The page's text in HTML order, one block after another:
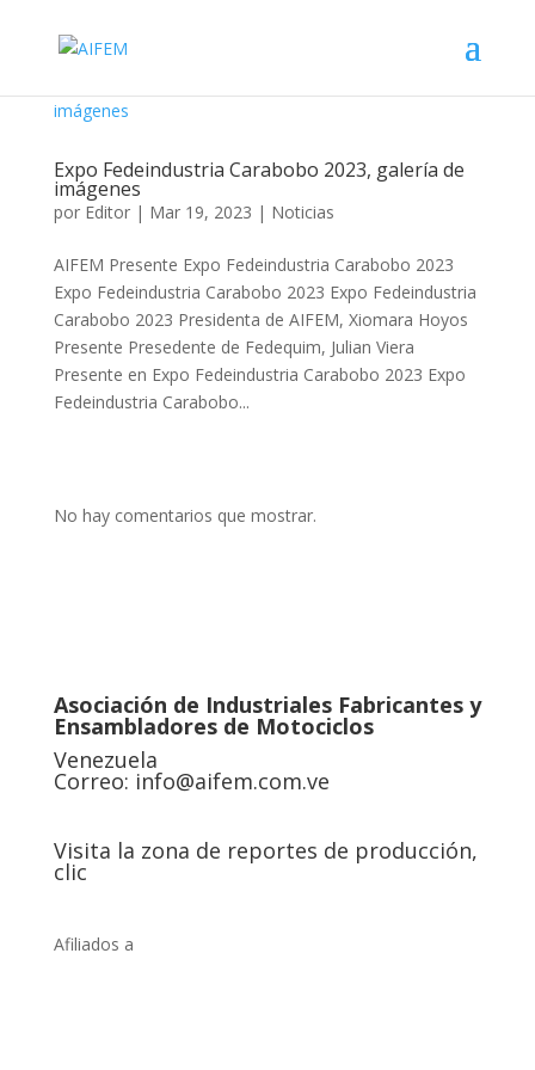
Expo Fedeindustria Carabobo 2023, galería de
imágenes
por Editor| Mar 19, 2023 | Noticias
AIFEM Presente Expo Fedeindustria Carabobo 2023
Expo Fedeindustria Carabobo 2023 Expo Fedeindustria
Carabobo 2023 Presidenta de AIFEM, Xiomara Hoyos
Presente Presedente de Fedequim, Julian Viera
Presente en Expo Fedeindustria Carabobo 2023 Expo
Fedeindustria Carabobo...
No hay comentarios que mostrar.
Asociación de Industriales Fabricantes y
Ensambladores de Motociclos
Venezuela
Correo: info@aifem.com.ve
Visita la zona de reportes de producción,
clic
Afiliados a